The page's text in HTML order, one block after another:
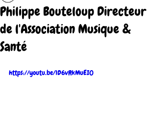
Philippe Bouteloup Directeur
de l'Association Musique &
Santé
https://youtu.be/1D6vRkMuEI0